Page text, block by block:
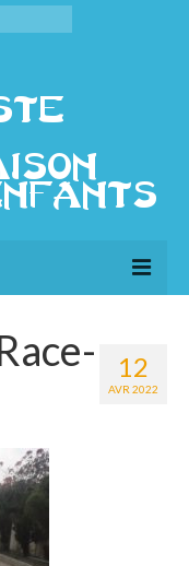
12
AVR 2022